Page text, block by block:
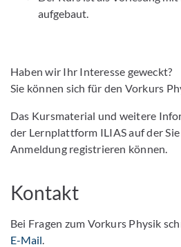
aufgebaut.
Haben wir Ihr Interesse geweckt?
Sie können sich für den Vorkurs
Das Kursmaterial und weitere
der Lernplattform ILIAS auf der
Anmeldung registrieren können.
Kontakt
Bei Fragen zum Vorkurs Physik
E-Mail